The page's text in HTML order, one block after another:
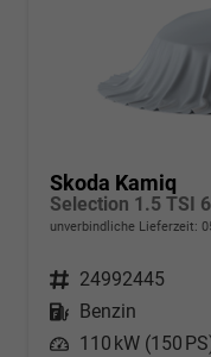
Skoda Kamiq
Selection 1.5 TSI
unverbindliche Lieferzeit:
Fahrzeugnr. 24992445
Kraftstoff
Benzin
Leistung 110 kW (150